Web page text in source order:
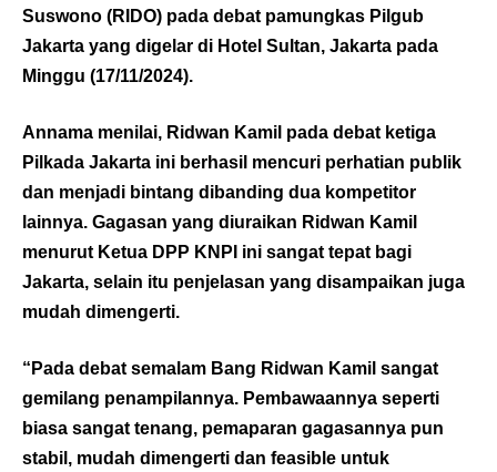
Suswono (RIDO) pada debat pamungkas Pilgub
Jakarta yang digelar di Hotel Sultan, Jakarta pada
Minggu (17/11/2024).
Annama menilai, Ridwan Kamil pada debat ketiga
Pilkada Jakarta ini berhasil mencuri perhatian publik
dan menjadi bintang dibanding dua kompetitor
lainnya. Gagasan yang diuraikan Ridwan Kamil
menurut Ketua DPP KNPI ini sangat tepat bagi
Jakarta, selain itu penjelasan yang disampaikan juga
mudah dimengerti.
“Pada debat semalam Bang Ridwan Kamil sangat
gemilang penampilannya. Pembawaannya seperti
biasa sangat tenang, pemaparan gagasannya pun
stabil, mudah dimengerti dan feasible untuk